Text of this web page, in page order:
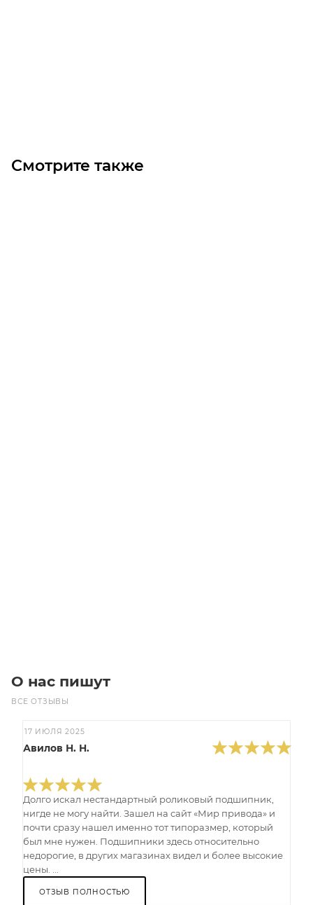
Смотрите также
О нас пишут
ВСЕ ОТЗЫВЫ
17 ИЮЛЯ 2025
Авилов Н. Н.
Долго искал нестандартный роликовый подшипник,
нигде не могу найти. Зашел на сайт «Мир привода» и
почти сразу нашел именно тот типоразмер, который
был мне нужен. Подшипники здесь относительно
недорогие, в других магазинах видел и более высокие
цены. ...
ОТЗЫВ ПОЛНОСТЬЮ